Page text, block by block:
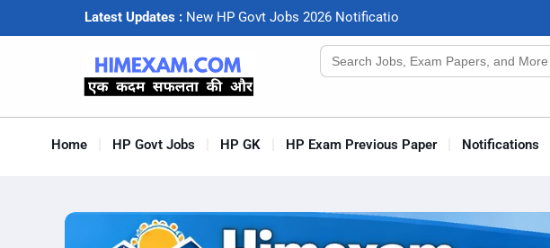
Latest Updates : New HP Govt Jobs 2026 Notifcatio
Search
for:
Home HP Govt Jobs HP GK HP Exam Previous Paper Notifications